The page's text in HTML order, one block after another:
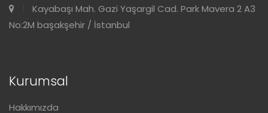
Kayabaşı Mah. Gazi Yaşargil Cad. Park Mavera 2 A3
No:2M başakşehir / İstanbul
Kurumsal
Hakkımızda